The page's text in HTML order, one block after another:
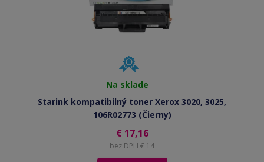
Na sklade
Starink kompatibilný toner Xerox 3020, 3025,
106R02773 (Čierny)
€ 17,16
bez DPH € 14